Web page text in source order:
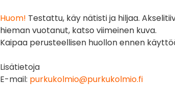
Huom! Testattu, käy nätisti ja hiljaa.
hieman vuotanut, katso viimeinen kuva.
Kaipaa perusteellisen huollon ennen
Lisätietoja
E-mail: purkukolmio@purkukolmio.fi